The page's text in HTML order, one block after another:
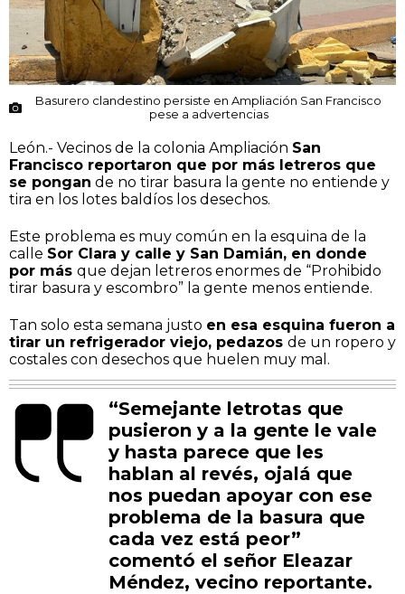
Basurero clandestino persiste en Ampliación San Francisco
pese a advertencias
León.- Vecinos de la colonia Ampliación San
Francisco reportaron que por más letreros que
se pongan de no tirar basura la gente no entiende y
tira en los lotes baldíos los desechos.
Este problema es muy común en la esquina de la
calle Sor Clara y calle y San Damián, en donde
por más que dejan letreros enormes de “Prohibido
tirar basura y escombro” la gente menos entiende.
Tan solo esta semana justo en esa esquina fueron a
tirar un refrigerador viejo, pedazos de un ropero y
costales con desechos que huelen muy mal.
“Semejante letrotas que
pusieron y a la gente le vale
y hasta parece que les
hablan al revés, ojalá que
nos puedan apoyar con ese
problema de la basura que
cada vez está peor”
comentó el señor Eleazar
Méndez, vecino reportante.